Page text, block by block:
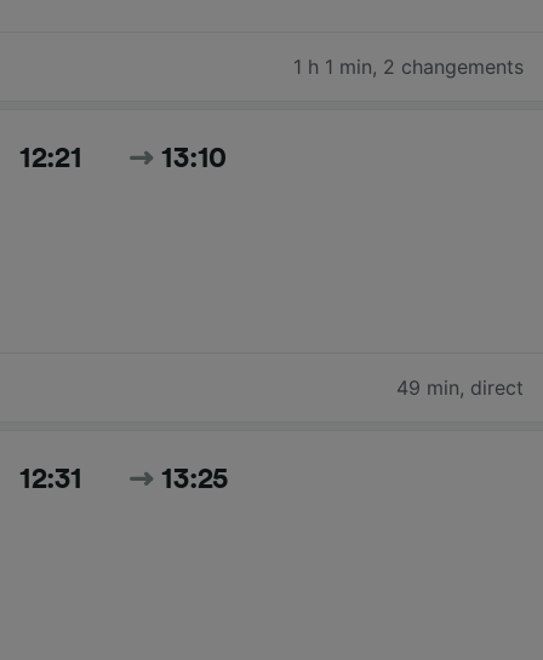
1 h 1 min, 2 changements
12:21 13:10
49 min, direct
12:31 13:25